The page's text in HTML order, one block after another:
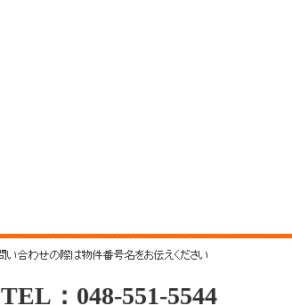
TEL：048-551-5544